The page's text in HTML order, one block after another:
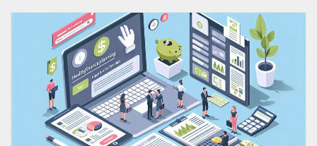
šetřit a investovat i s omezeným rozpočtem.